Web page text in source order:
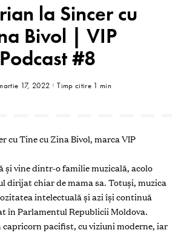
la Sincer cu
Bivol | VIP
#8
17, 2022 Timp citire 1 min
cu Tine cu Zina Bivol, marca VIP
și vine dintr-o familie muzicală, acolo
dirijat chiar de mama sa. Totuși, muzica
intelectuală și azi își continuă
în Parlamentul Republicii Moldova.
capricorn pacifist, cu viziuni moderne, iar